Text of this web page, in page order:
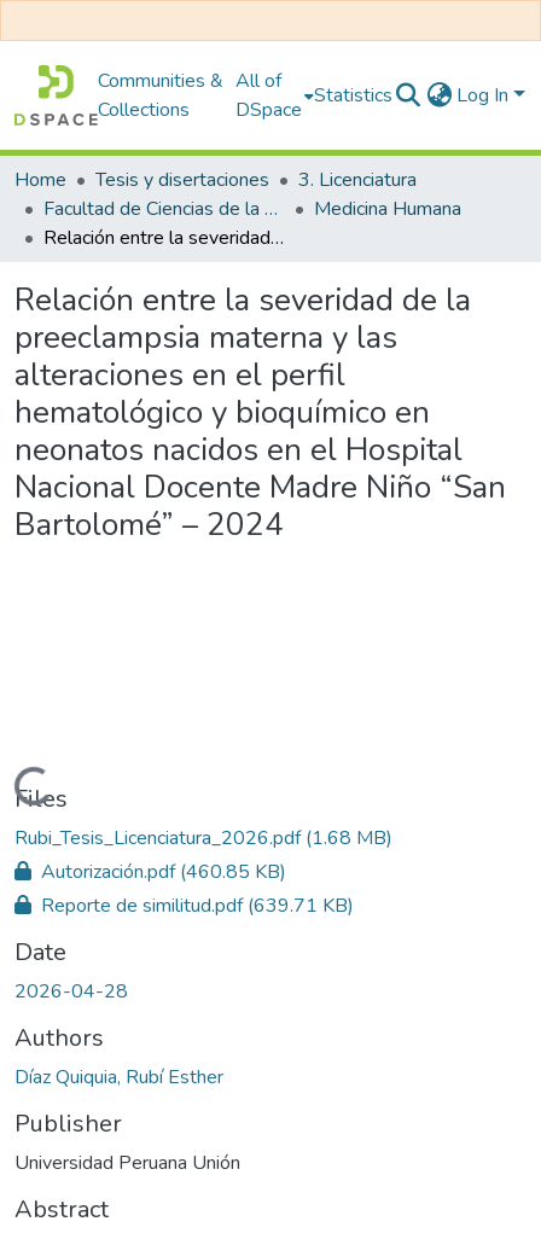
Communities &
Collections
All of
DSpace
Statistics Log In
Home Tesis y disertaciones
3. Licenciatura
Facultad de Ciencias de la Salud
Medicina Humana
Relación entre la severidad de la preeclampsia materna y las alteraciones en el perfil hematológico y bioquímico en neonatos nacidos en el Hospital Nacional Docente Madre Niño “San Bartolomé” – 2024
Relación entre la severidad de la
preeclampsia materna y las
alteraciones en el perfil
hematológico y bioquímico en
neonatos nacidos en el Hospital
Nacional Docente Madre Niño “San
Bartolomé” – 2024
Loading...
Files
Rubi_Tesis_Licenciatura_2026.pdf(1.68 MB)
Autorización.pdf(460.85 KB)
Reporte de similitud.pdf(639.71 KB)
Date
2026-04-28
Authors
Díaz Quiquia, Rubí Esther
Publisher
Universidad Peruana Unión
Abstract